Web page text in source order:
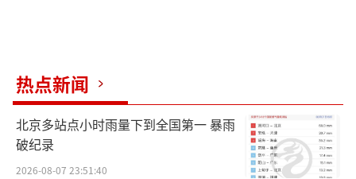
热点新闻
北京多站点小时雨量下到全国第一 暴雨
破纪录
2026-08-07 23:51:40